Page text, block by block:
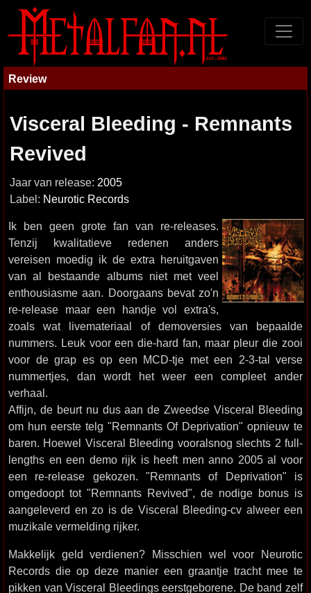
Review
Visceral Bleeding - Remnants
Revived
Jaar van release: 2005
Label: Neurotic Records
Ik ben geen grote fan van re-releases.
Tenzij kwalitatieve redenen anders
vereisen moedig ik de extra heruitgaven
van al bestaande albums niet met veel
enthousiasme aan. Doorgaans bevat zo'n
re-release maar een handje vol extra's,
zoals wat livemateriaal of demoversies van bepaalde
nummers. Leuk voor een die-hard fan, maar pleur die zooi
voor de grap es op een MCD-tje met een 2-3-tal verse
nummertjes, dan wordt het weer een compleet ander
verhaal.
Affijn, de beurt nu dus aan de Zweedse Visceral Bleeding
om hun eerste telg "Remnants Of Deprivation" opnieuw te
baren. Hoewel Visceral Bleeding vooralsnog slechts 2 full-
lengths en een demo rijk is heeft men anno 2005 al voor
een re-release gekozen. "Remnants of Deprivation" is
omgedoopt tot "Remnants Revived", de nodige bonus is
aangeleverd en zo is de Visceral Bleeding-cv alweer een
muzikale vermelding rijker.
Makkelijk geld verdienen? Misschien wel voor Neurotic
Records die op deze manier een graantje tracht mee te
pikken van Visceral Bleedings eerstgeborene. De band zelf